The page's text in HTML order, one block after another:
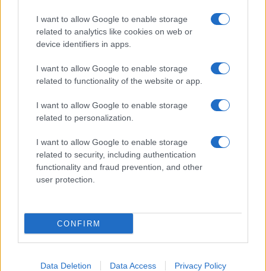
I want to allow Google to enable storage
related to analytics like cookies on web or
device identifiers in apps.
I want to allow Google to enable storage
related to functionality of the website or app.
I want to allow Google to enable storage
related to personalization.
I want to allow Google to enable storage
related to security, including authentication
functionality and fraud prevention, and other
user protection.
CONFIRM
Data Deletion Data Access Privacy Policy
TRIBUNALE DI NOCERA INFERIORE N. 6/2020 - RG N. 1338/2020
ISCRIZIONE AL ROC N. 35792 – ISCRITTA ALL’ANSO (ASSOCIAZIONE
NAZIONALE STAMPA ONLINE)
Privacy e Notifiche